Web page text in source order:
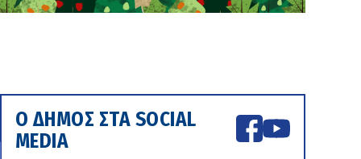
Ο ΔΗΜΟΣ ΣΤΑ SOCIAL
MEDIA